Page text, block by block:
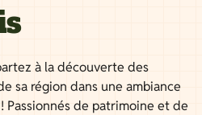
à la découverte des
sa région dans une ambiance
Passionnés de patrimoine et de